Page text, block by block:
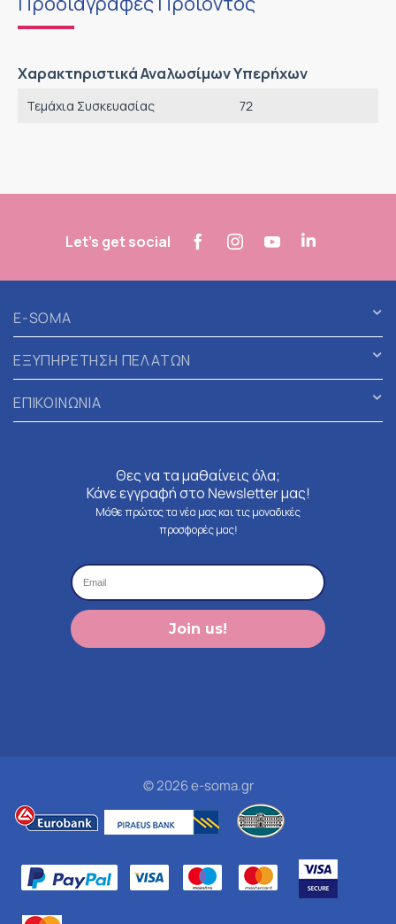
Χαρακτηριστικά Αναλωσίμων Υπερήχων
Τεμάχια Συσκευασίας 72
Let's get social
E-SOMA
ΕΞΥΠΗΡΕΤΗΣΗ ΠΕΛΑΤΩΝ
ΕΠΙΚΟΙΝΩΝΙΑ
Θες να τα μαθαίνεις όλα;
Κάνε εγγραφή στο Newsletter μας!
Μάθε πρώτος τα νέα μας και τις μοναδικές
προσφορές μας!
Join us!
© 2026 e-soma.gr